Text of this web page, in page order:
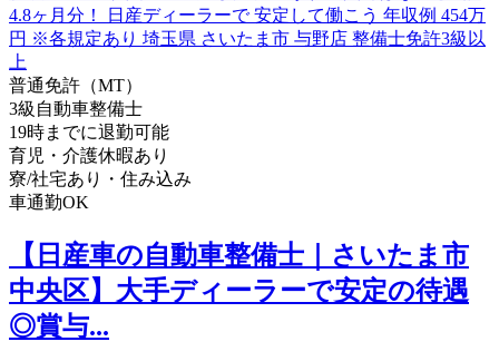
普通免許（MT）
3級自動車整備士
19時までに退勤可能
育児・介護休暇あり
寮/社宅あり・住み込み
車通勤OK
【日産車の自動車整備士｜さいたま市
中央区】大手ディーラーで安定の待遇
◎賞与...